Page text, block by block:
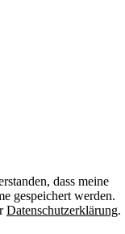
dass meine
gespeichert werden.
Datenschutzerklärung.